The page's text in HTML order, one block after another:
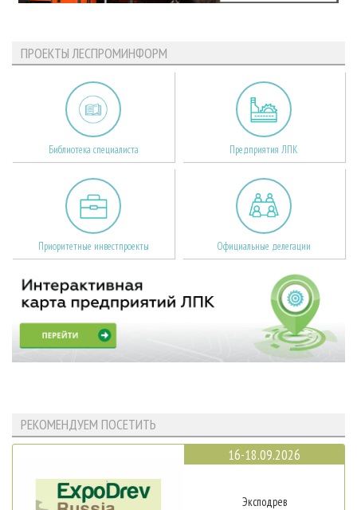
ПРОЕКТЫ ЛЕСПРОМИНФОРМ
Библиотека специалиста Предприятия ЛПК
Приоритетные инвестпроекты Официальные делегации
РЕКОМЕНДУЕМ ПОСЕТИТЬ
16-18.09.2026
Эксподрев